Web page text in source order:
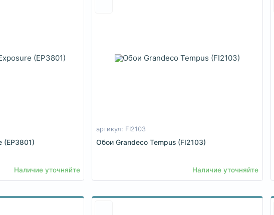
(EP3801)
Наличие уточняйте
артикул: FI2103
Обои Grandeco Tempus (FI2103)
Наличие уточняйте